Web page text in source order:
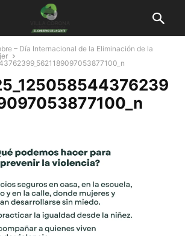
– Día Internacional de la Eliminación de la